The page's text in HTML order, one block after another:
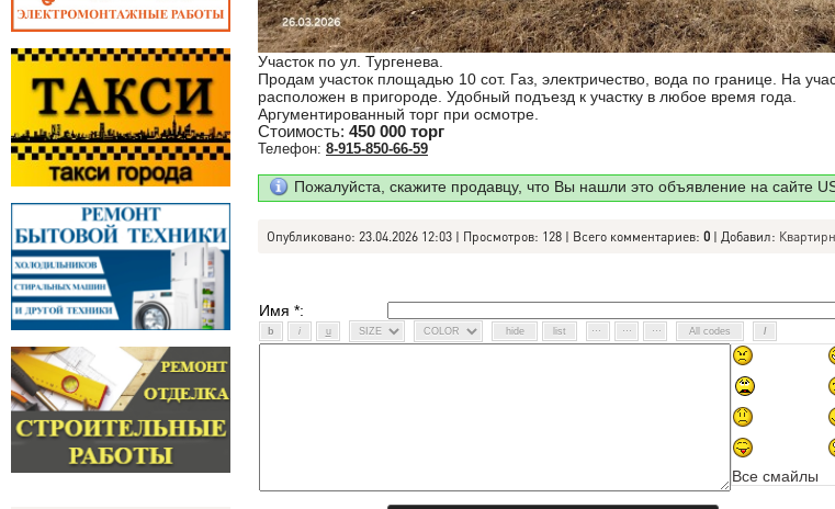
Участок по ул. Тургенева.
Продам участок площадью 10 сот. Газ, электричество, вода по границе. На
расположен в пригороде. Удобный подъезд к участку в любое время года.
Аргументированный торг при осмотре.
Стоимость: 450 000 торг
Телефон: 8-915-850-66-59
Пожалуйста, скажите продавцу, что Вы нашли это объявление на сайте
Опубликовано: 23.04.2026 12:03 | Просмотров: 128 | Всего комментариев: 0 | Добавил:
Имя *:
Все смайлы